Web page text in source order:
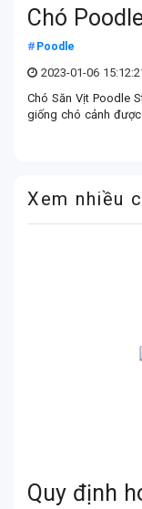
Chó
Poodle
2023-01-06
Chó Săn Vịt Poodle
giống chó cảnh
Xem nhiều
Quy định